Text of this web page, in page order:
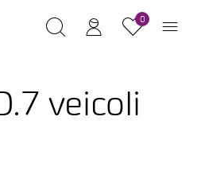
0
veicoli